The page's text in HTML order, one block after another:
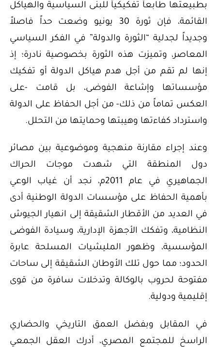
بطبيعتها طابعاً تفكيكياً للبنى السياسية والهياكل
القائمة، فإن ثورة 30 يونيو وضعت حداً فاصلاً
وجديداً لجدلية “الثورة والدولة” في الفكر السياسي
المعاصر، وتميزت هذه الثورة بخصوصية نادرة؛ إذ
إنها لم تقم من أجل هدم هياكل الدولة أو تفكيك
مؤسساتها وإشاعة الفوضى، بل قامت -على
العكس تماماً من ذلك- من أجل الحفاظ على الدولة
واسترداد كفاءتها وهيبتها وحمايتها من التحلل.
وعند إجراء مقارنة منهجية وموضوعية بين مصائر
دول المنطقة التي شهدت موجات الحراك
الجماهيري في عام 2011م، نجد أن غياب الوعي
بأهمية الحفاظ على مؤسسات الدولة الوطنية أدى
في العديد من الأقطار الشقيقة إلى انهيار الجيوش
النظامية، وتفكك الأجهزة الإدارية، وسيادة الفوضى
المؤسسية، وظهور المليشيات المسلحة عابرة
الحدود؛ مما حول تلك الأوطان الشقيقة إلى ساحات
مفتوحة لحروب بالوكالة وتدخلات سافرة من قوى
إقليمية ودولية.
في المقابل وبفضل العمق التاريخي والحضاري
الراسخ للمجتمع المصري، أدرك العقل الجمعي